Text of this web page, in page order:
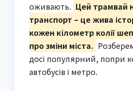
оживають. Цей трамвай
транспорт – це жива
кожен кілометр колії
про зміни міста.
досі популярний, попри
автобусів і метро.